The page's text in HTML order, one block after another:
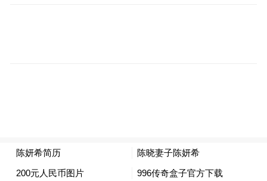
条纹针织上衣 Marni